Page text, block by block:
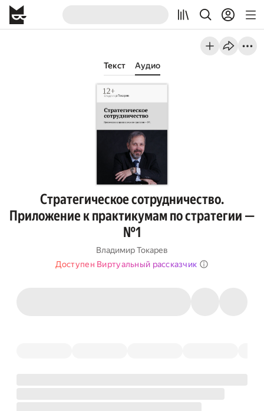
Текст Аудио
Стратегическое сотрудничество.
Приложение к практикумам по стратегии —
№1
Владимир Токарев
Доступен Виртуальный рассказчик